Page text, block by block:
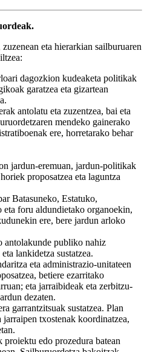
eta hierarkian sailburuaren
dagozkion kudeaketa politikak
garatzea eta gizartean
antolatu eta zuzentzea, bai eta
mendeko gainerako
ere, horretarako behar
jardun-eremuan, jardun-politikak
proposatzea eta laguntza
Batasuneko, Estatuko,
eta foru aldundietako organoekin,
ere, bere jardun arloko
antolakunde publiko nahiz
lankidetza sustatzea.
eta administrazio-unitateen
betiere ezarritako
eta jarraibideak eta zerbitzu-
dezaten.
garrantzitsuak sustatzea. Plan
jarraipen txostenak koordinatzea,
edo prozedura batean